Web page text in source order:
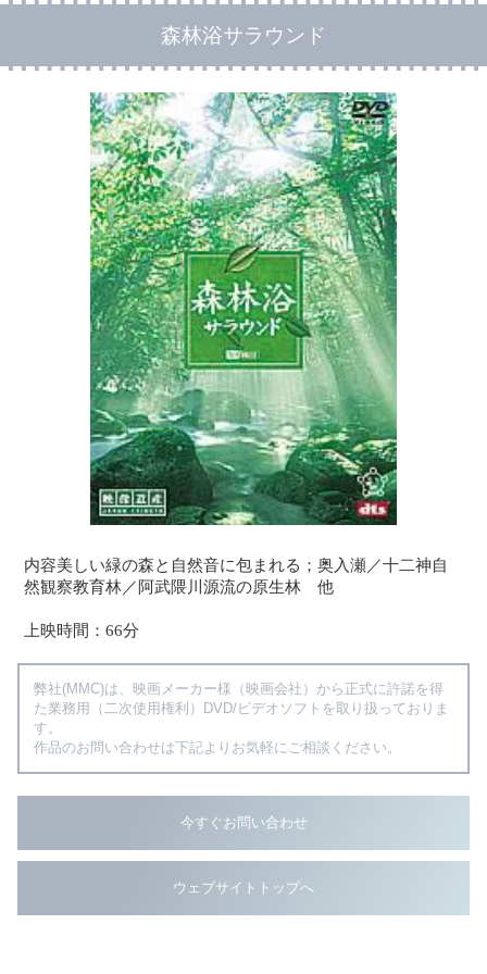
森林浴サラウンド
内容美しい緑の森と自然音に包まれる；奥入瀬／十二神自
然観察教育林／阿武隈川源流の原生林 他
上映時間：66分
弊社(MMC)は、映画メーカー様（映画会社）から正式に許諾を得
た業務用（二次使用権利）DVD/ビデオソフトを取り扱っておりま
す。
作品のお問い合わせは下記よりお気軽にご相談ください。
今すぐお問い合わせ
ウェブサイトトップへ